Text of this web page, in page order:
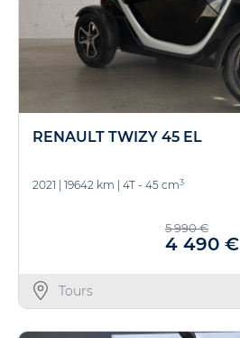
RENAULT TWIZY 45 EL
2021 19642 km 4T - 45 cm3
5 990 €
4 490 €
Tours